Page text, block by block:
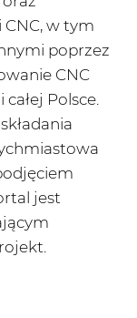
w tym
poprzez
CNC
Polsce.
jest